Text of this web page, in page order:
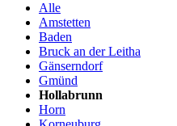
Alle
Amstetten
Baden
Bruck an der Leitha
Gänserndorf
Gmünd
Hollabrunn
Horn